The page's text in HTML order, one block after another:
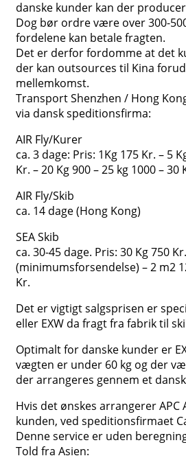
danske kunder kan der
Dog bør ordre være over 300-
fordelene kan betale fragten.
Det er derfor fordomme at det
der kan outsources til Kina
mellemkomst.
Transport Shenzhen / Hong
via dansk speditionsfirma:
AIR Fly/Kurer
ca. 3 dage: Pris: 1Kg 175 Kr. – 5
Kr. – 20 Kg 900 – 25 kg 1000 – 30
AIR Fly/Skib
ca. 14 dage (Hong Kong)
SEA Skib
ca. 30-45 dage. Pris: 30 Kg 750 Kr.
(minimumsforsendelse) – 2 m2
Kr.
Det er vigtigt salgsprisen er
eller EXW da fragt fra fabrik til
Optimalt for danske kunder er
vægten er under 60 kg og der
der arrangeres gennem et
Hvis det ønskes arrangerer APC
kunden, ved speditionsfirmaet
Denne service er uden
Told fra Asien: